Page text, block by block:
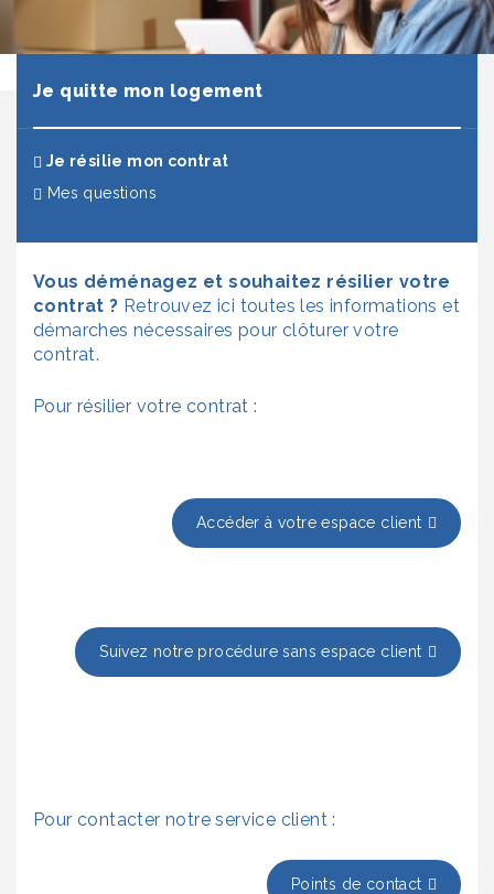
Je quitte mon logement
Je résilie mon contrat
Mes questions
Vous déménagez et souhaitez résilier votre
contrat ? Retrouvez ici toutes les informations et
démarches nécessaires pour clôturer votre
contrat.
Pour résilier votre contrat :
Accéder à votre espace client
Suivez notre procédure sans espace client
Pour contacter notre service client :
Points de contact